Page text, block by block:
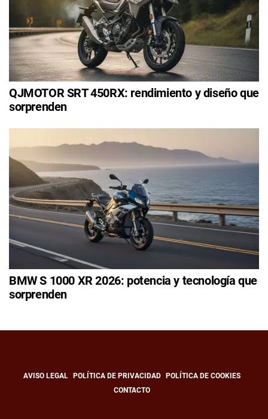
QJMOTOR SRT 450RX: rendimiento y diseño que
sorprenden
BMW S 1000 XR 2026: potencia y tecnología que
sorprenden
AVISO LEGAL POLÍTICA DE PRIVACIDAD
POLÍTICA DE COOKIES
CONTACTO